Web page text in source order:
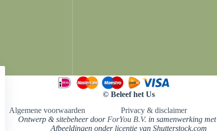
© Beleef het Us
Algemene voorwaarden
Privacy & disclaimer
Ontwerp & sitebeheer door ForYou B.V. in samenwerking met
Afbeeldingen onder licentie van Shutterstock.com